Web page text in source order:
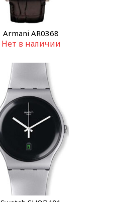
Armani AR0368
Нет в наличии